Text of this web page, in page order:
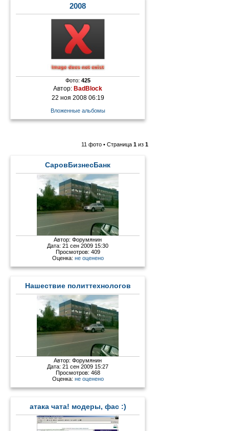
2008
Фото: 425
Автор: BadBlock
22 ноя 2008 06:19
Вложенные альбомы
11 фото • Страница 1из 1
СаровБизнесБанк
Автор:Форумянин
Дата: 21 сен 2009 15:30
Просмотров: 409
Оценка: не оценено
Нашествие политтехнологов
Автор:Форумянин
Дата: 21 сен 2009 15:27
Просмотров: 468
Оценка: не оценено
атака чата! модеры, фас :)